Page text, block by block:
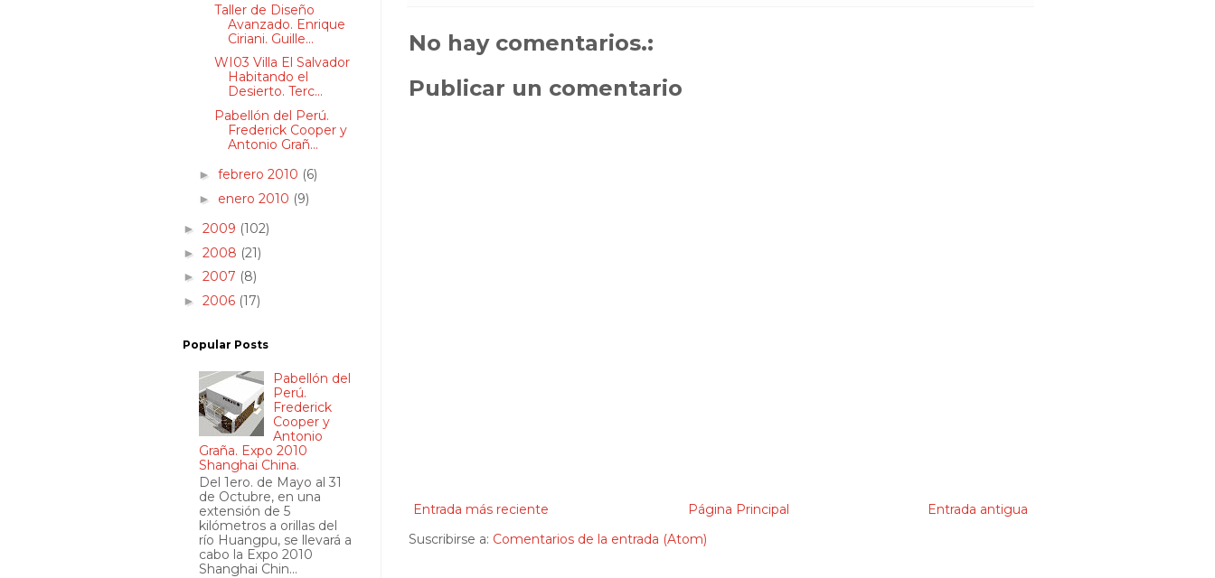
No hay comentarios.:
Publicar un comentario
Entrada más reciente Entrada antigua
Página Principal
Suscribirse a: Comentarios de la entrada (Atom)
Taller de Diseño
Avanzado. Enrique
Ciriani. Guille...
WI03 Villa El Salvador
Habitando el
Desierto. Terc...
Pabellón del Perú.
Frederick Cooper y
Antonio Grañ...
► febrero 2010 (6)
► enero 2010 (9)
► 2009 (102)
► 2008 (21)
► 2007 (8)
► 2006 (17)
Popular Posts
Pabellón del
Perú.
Frederick
Cooper y
Antonio
Graña. Expo 2010
Shanghai China.
Del 1ero. de Mayo al 31
de Octubre, en una
extensión de 5
kilómetros a orillas del
río Huangpu, se llevará a
cabo la Expo 2010
Shanghai Chin...